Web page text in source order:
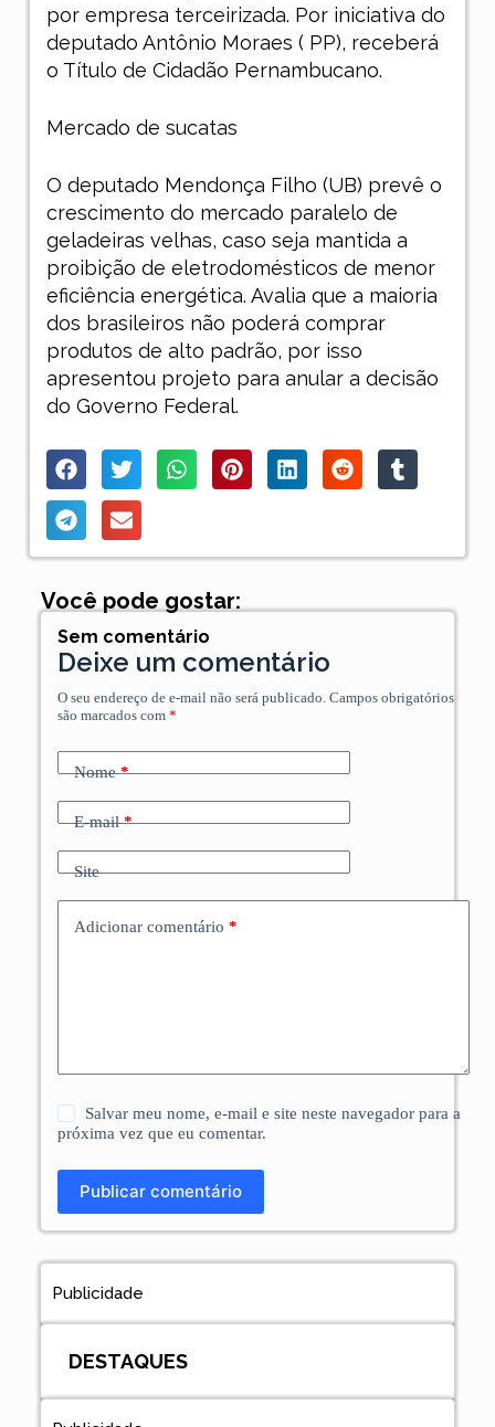
por empresa terceirizada. Por iniciativa do
deputado Antônio Moraes ( PP), receberá
o Título de Cidadão Pernambucano.
Mercado de sucatas
O deputado Mendonça Filho (UB) prevê o
crescimento do mercado paralelo de
geladeiras velhas, caso seja mantida a
proibição de eletrodomésticos de menor
eficiência energética. Avalia que a maioria
dos brasileiros não poderá comprar
produtos de alto padrão, por isso
apresentou projeto para anular a decisão
do Governo Federal.
Você pode gostar:
Sem comentário
Deixe um comentário
O seu endereço de e-mail não será publicado. Campos obrigatórios
são marcados com *
Nome*
E-mail*
Site
Adicionar comentário *
Salvar meu nome, e-mail e site neste navegador para a
próxima vez que eu comentar.
Publicar comentário
Publicidade
DESTAQUES